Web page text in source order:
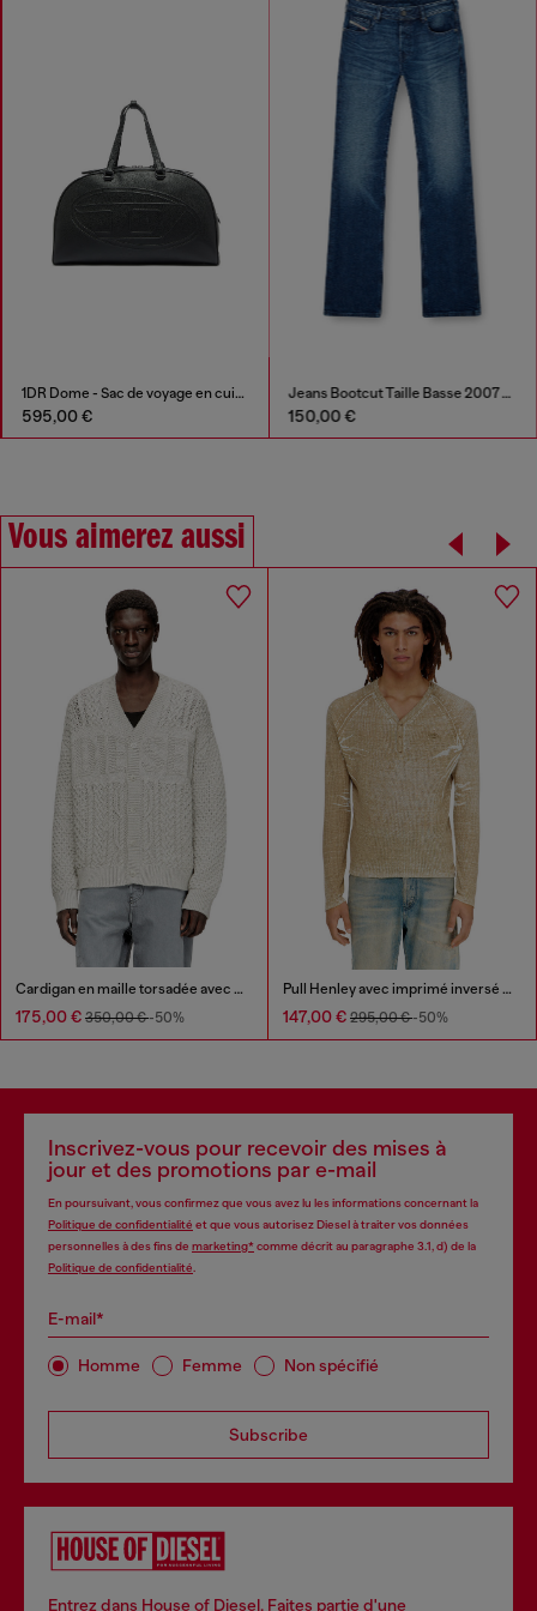
1DR Dome - Sac de voyage en cuir avec Oval D
595,00 €
Jeans Bootcut Taille Basse 2007 Zatiny
150,00 €
Vous aimerez aussi
Cardigan en maille torsadée avec logo Diesel
175,00 € 350,00 €-50%
Pull Henley avec imprimé inversé délavé
147,00 € 295,00 €-50%
Inscrivez-vous pour recevoir des mises à
jour et des promotions par e-mail
En poursuivant, vous confirmez que vous avez lu les informations concernant la
Politique de confidentialité et que vous autorisez Diesel à traiter vos données
personnelles à des fins de marketing*comme décrit au paragraphe 3.1, d) de la
Politique de confidentialité
E-mail*
Homme Femme Non spécifié
Subscribe
Entrez dans House of Diesel. Faites partie d'une